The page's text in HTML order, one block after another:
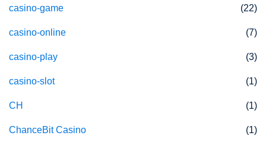
casino-game (22)
casino-online (7)
casino-play (3)
casino-slot (1)
CH (1)
ChanceBit Casino (1)